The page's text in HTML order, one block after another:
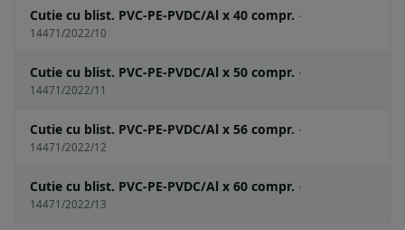
Cutie cu blist. PVC-PE-PVDC/Al x 40 compr. ·
14471/2022/10
Cutie cu blist. PVC-PE-PVDC/Al x 50 compr. ·
14471/2022/11
Cutie cu blist. PVC-PE-PVDC/Al x 56 compr. ·
14471/2022/12
Cutie cu blist. PVC-PE-PVDC/Al x 60 compr. ·
14471/2022/13